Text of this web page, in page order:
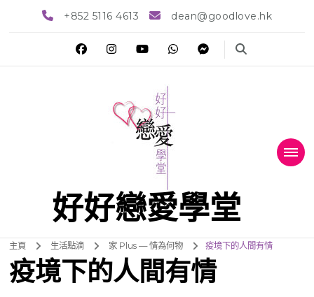
+852 5116 4613 dean@goodlove.hk
好好戀愛學堂
主頁 生活點滴 家 Plus — 情為何物 疫境下的人間有情
疫境下的人間有情